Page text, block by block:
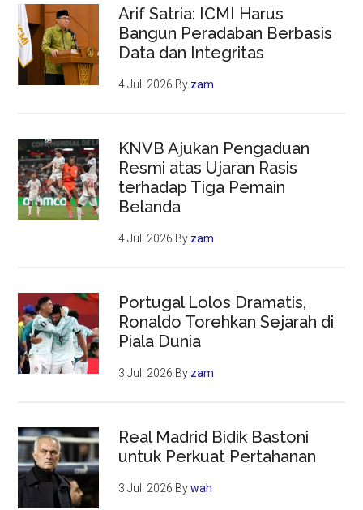
Arif Satria: ICMI Harus
Bangun Peradaban Berbasis
Data dan Integritas
4 Juli 2026 By zam
KNVB Ajukan Pengaduan
Resmi atas Ujaran Rasis
terhadap Tiga Pemain
Belanda
4 Juli 2026 By zam
Portugal Lolos Dramatis,
Ronaldo Torehkan Sejarah di
Piala Dunia
3 Juli 2026 By zam
Real Madrid Bidik Bastoni
untuk Perkuat Pertahanan
3 Juli 2026 Bywah